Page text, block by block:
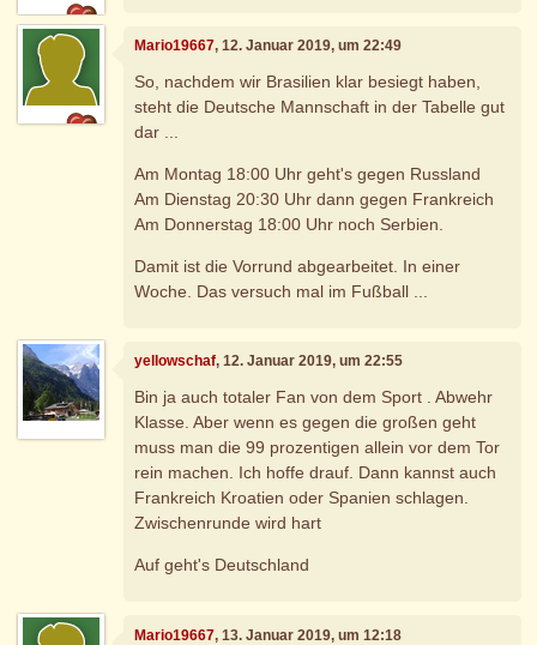
Mario19667, 12. Januar 2019, um 22:49
So, nachdem wir Brasilien klar besiegt haben,
steht die Deutsche Mannschaft in der Tabelle gut
dar ...
Am Montag 18:00 Uhr geht's gegen Russland
Am Dienstag 20:30 Uhr dann gegen Frankreich
Am Donnerstag 18:00 Uhr noch Serbien.
Damit ist die Vorrund abgearbeitet. In einer
Woche. Das versuch mal im Fußball ...
yellowschaf, 12. Januar 2019, um 22:55
Bin ja auch totaler Fan von dem Sport . Abwehr
Klasse. Aber wenn es gegen die großen geht
muss man die 99 prozentigen allein vor dem Tor
rein machen. Ich hoffe drauf. Dann kannst auch
Frankreich Kroatien oder Spanien schlagen.
Zwischenrunde wird hart
Auf geht's Deutschland
Mario19667, 13. Januar 2019, um 12:18